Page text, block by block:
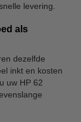
levering.
als
dezelfde
inkt en kosten
uw HP 62